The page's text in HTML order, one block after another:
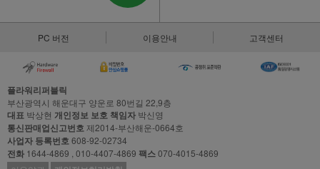
PC 버전 이용안내 고객센터
플라워리퍼블릭
부산광역시 해운대구 양운로 80번길 22,9층
대표 박상현 개인정보 보호 책임자 박신영
통신판매업신고번호제2014-부산해운-0664호
사업자 등록번호608-92-02734
전화 1644-4869 , 010-4407-4869 팩스070-4015-4869